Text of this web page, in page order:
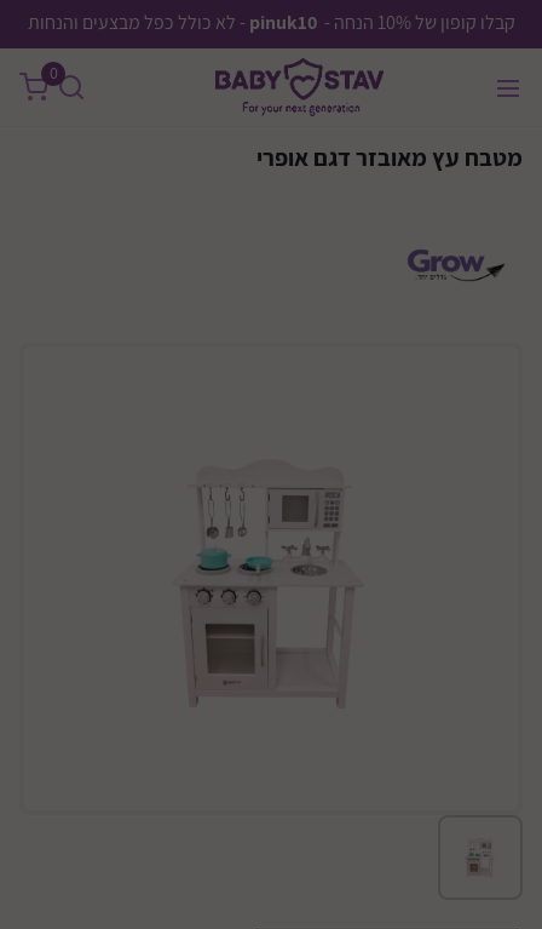
קבלו קופון של 10% הנחה - pinuk10 - לא כולל כפל מבצעים והנחות
0
מטבח עץ מאובזר דגם אופרי